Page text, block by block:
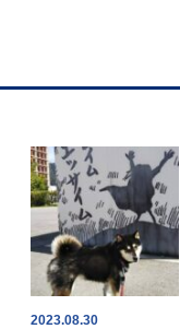
2023.08.30